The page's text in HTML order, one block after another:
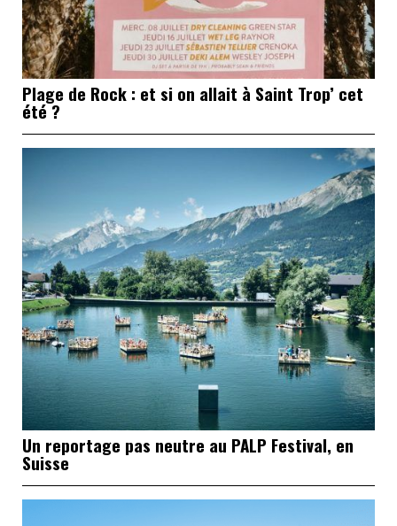
Plage de Rock : et si on allait à Saint Trop’ cet
été ?
Un reportage pas neutre au PALP Festival, en
Suisse